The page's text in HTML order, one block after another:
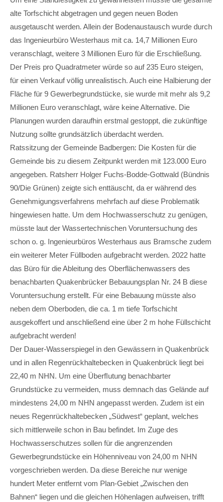
alte Torfschicht abgetragen und gegen neuen Boden
ausgetauscht werden. Allein der Bodenaustausch wurde durch
das Ingenieurbüro Westerhaus mit ca. 14,7 Millionen Euro
veranschlagt, weitere 3 Millionen Euro für die Erschließung.
Der Preis pro Quadratmeter würde so auf 235 Euro steigen,
für einen Verkauf völlig unrealistisch. Auch eine Halbierung der
Fläche für 9 Gewerbegrundstücke, sie wurde mit mehr als 9,2
Millionen Euro veranschlagt, wäre keine Alternative. Die
Planungen wurden daraufhin erstmal gestoppt, die zukünftige
Nutzung sollte grundsätzlich überdacht werden.
Ratssitzung der Gemeinde Badbergen: Die Kosten für die
Gemeinde bis zu diesem Zeitpunkt werden mit 123.000 Euro
angegeben. Ratsherr Holger Fuchs-Bodde-Gottwald (Bündnis
90/Die Grünen) zeigte sich enttäuscht, da er während des
Genehmigungsverfahrens mehrfach auf diese Problematik
hingewiesen hatte. Um dem Hochwasserschutz zu genügen,
müsste laut der Wassertechnischen Voruntersuchung des
schon o. g. Ingenieurbüros Westerhaus aus Bramsche zudem
ein weiterer Meter Füllboden aufgebracht werden. 2022 hatte
das Büro für die Ableitung des Oberflächenwassers des
benachbarten Quakenbrücker Bebauungsplan Nr. 24 B diese
Voruntersuchung erstellt. Für eine Bebauung müsste also
neben dem Oberboden, die ca. 1 m tiefe Torfschicht
ausgekoffert und anschließend eine über 2 m hohe Füllschicht
aufgebracht werden!
Der Dauer-Wasserspiegel in den Gewässern in Quakenbrück
und in allen Regenrückhaltebecken in Quakenbrück liegt bei
22,40 m NHN. Um eine Überﬂutung benachbarter
Grundstücke zu vermeiden, muss demnach das Gelände auf
mindestens 24,00 m NHN angepasst werden. Zudem ist ein
neues Regenrückhaltebecken „Südwest“ geplant, welches
sich mittlerweile schon in Bau befindet. Im Zuge des
Hochwasserschutzes sollen für die angrenzenden
Gewerbegrundstücke ein Höhenniveau von 24,00 m NHN
vorgeschrieben werden. Da diese Bereiche nur wenige
hundert Meter entfernt vom Plan-Gebiet „Zwischen den
Bahnen“ liegen und die gleichen Höhenlagen aufweisen, trifft